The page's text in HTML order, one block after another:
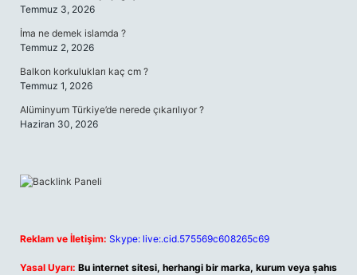
Temmuz 3, 2026
İma ne demek islamda ?
Temmuz 2, 2026
Balkon korkulukları kaç cm ?
Temmuz 1, 2026
Alüminyum Türkiye’de nerede çıkarılıyor ?
Haziran 30, 2026
Reklam ve İletişim: Skype: live:.cid.575569c608265c69
Yasal Uyarı: Bu internet sitesi, herhangi bir marka, kurum veya şahıs